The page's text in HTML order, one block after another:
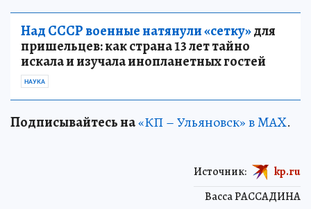
Над СССР военные натянули «сетку»для
пришельцев: как страна 13 лет тайно
искала и изучала инопланетных гостей
НАУКА
Подписывайтесь на«КП – Ульяновск» в MAX.
Васса РАССАДИНА
Источник: kp.ru